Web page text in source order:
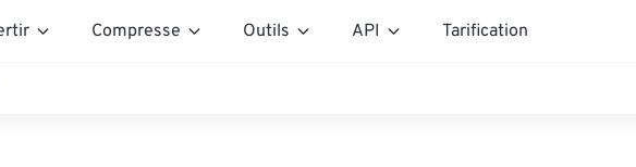
Compresse Outils API Tarification